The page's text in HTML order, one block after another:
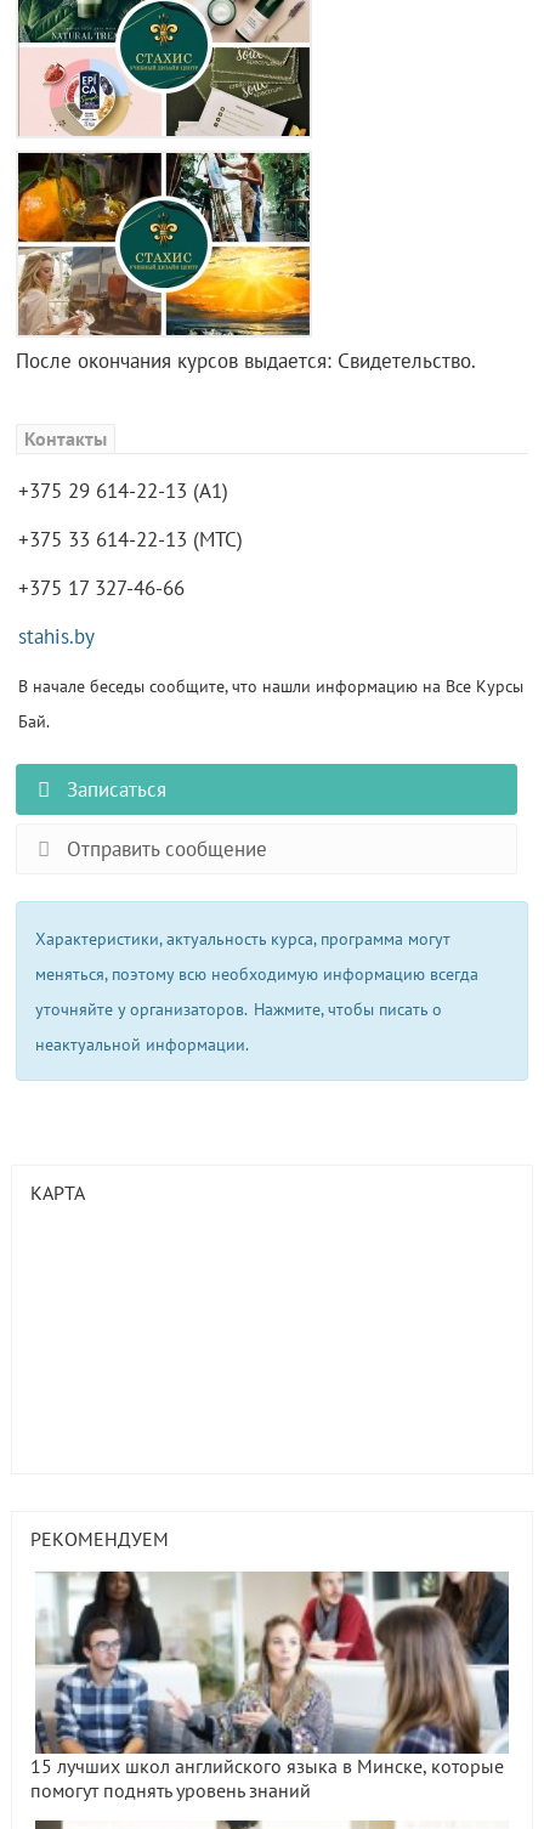
После окончания курсов выдается: Свидетельство.
Контакты
+375 29 614-22-13 (А1)
+375 33 614-22-13 (МТС)
+375 17 327-46-66
stahis.by
В начале беседы сообщите, что нашли информацию на Все Курсы
Бай.
Записаться
Отправить сообщение
Характеристики, актуальность курса, программа могут
меняться, поэтому всю необходимую информацию всегда
уточняйте у организаторов. Нажмите, чтобы писать о
неактуальной информации.
КАРТА
РЕКОМЕНДУЕМ
15 лучших школ английского языка в Минске, которые
помогут поднять уровень знаний